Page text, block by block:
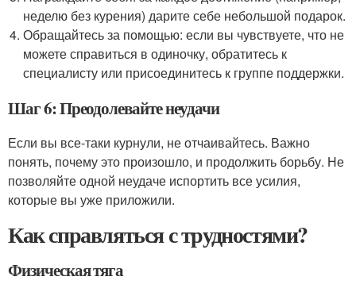
неделю без курения) дарите себе небольшой подарок.
Обращайтесь за помощью: если вы чувствуете, что не
можете справиться в одиночку, обратитесь к
специалисту или присоединитесь к группе поддержки.
Шаг 6: Преодолевайте неудачи
Если вы все-таки курнули, не отчаивайтесь. Важно
понять, почему это произошло, и продолжить борьбу. Не
позволяйте одной неудаче испортить все усилия,
которые вы уже приложили.
Как справляться с трудностями?
Физическая тяга